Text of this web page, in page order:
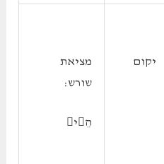
יקום
מציאת
שורש:
הֵי